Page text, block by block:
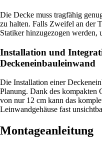
Die Decke muss tragfähig
zu halten. Falls Zweifel an der
Statiker hinzugezogen werden,
Installation und
Deckeneinbauleinwand
Die Installation einer
Planung. Dank des kompakten
von nur 12 cm kann das
Leinwandgehäuse fast
Montageanleitung